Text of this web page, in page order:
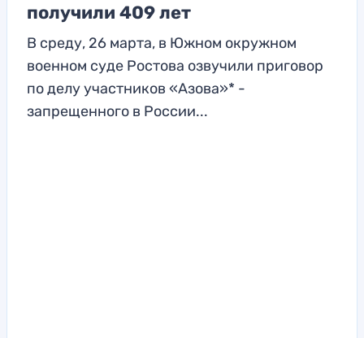
получили 409 лет
В среду, 26 марта, в Южном окружном
военном суде Ростова озвучили приговор
по делу участников «Азова»* -
запрещенного в России...